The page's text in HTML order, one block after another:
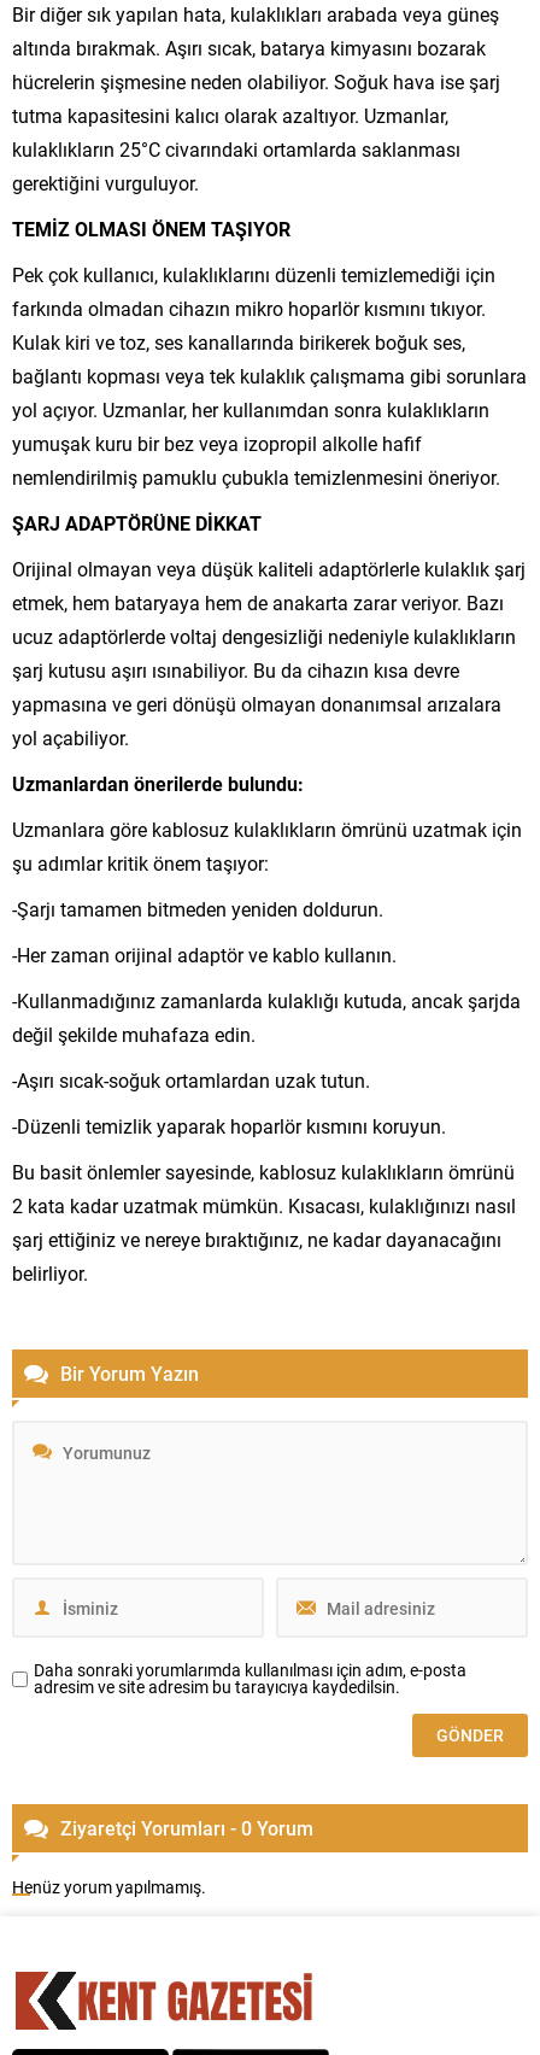
Bir diğer sık yapılan hata, kulaklıkları arabada veya güneş
altında bırakmak. Aşırı sıcak, batarya kimyasını bozarak
hücrelerin şişmesine neden olabiliyor. Soğuk hava ise şarj
tutma kapasitesini kalıcı olarak azaltıyor. Uzmanlar,
kulaklıkların 25°C civarındaki ortamlarda saklanması
gerektiğini vurguluyor.
TEMİZ OLMASI ÖNEM TAŞIYOR
Pek çok kullanıcı, kulaklıklarını düzenli temizlemediği için
farkında olmadan cihazın mikro hoparlör kısmını tıkıyor.
Kulak kiri ve toz, ses kanallarında birikerek boğuk ses,
bağlantı kopması veya tek kulaklık çalışmama gibi sorunlara
yol açıyor. Uzmanlar, her kullanımdan sonra kulaklıkların
yumuşak kuru bir bez veya izopropil alkolle hafif
nemlendirilmiş pamuklu çubukla temizlenmesini öneriyor.
ŞARJ ADAPTÖRÜNE DİKKAT
Orijinal olmayan veya düşük kaliteli adaptörlerle kulaklık şarj
etmek, hem bataryaya hem de anakarta zarar veriyor. Bazı
ucuz adaptörlerde voltaj dengesizliği nedeniyle kulaklıkların
şarj kutusu aşırı ısınabiliyor. Bu da cihazın kısa devre
yapmasına ve geri dönüşü olmayan donanımsal arızalara
yol açabiliyor.
Uzmanlardan önerilerde bulundu:
Uzmanlara göre kablosuz kulaklıkların ömrünü uzatmak için
şu adımlar kritik önem taşıyor:
-Şarjı tamamen bitmeden yeniden doldurun.
-Her zaman orijinal adaptör ve kablo kullanın.
-Kullanmadığınız zamanlarda kulaklığı kutuda, ancak şarjda
değil şekilde muhafaza edin.
-Aşırı sıcak-soğuk ortamlardan uzak tutun.
-Düzenli temizlik yaparak hoparlör kısmını koruyun.
Bu basit önlemler sayesinde, kablosuz kulaklıkların ömrünü
2 kata kadar uzatmak mümkün. Kısacası, kulaklığınızı nasıl
şarj ettiğiniz ve nereye bıraktığınız, ne kadar dayanacağını
belirliyor.
Bir Yorum Yazın
Daha sonraki yorumlarımda kullanılması için adım, e-posta
adresim ve site adresim bu tarayıcıya kaydedilsin.
Ziyaretçi Yorumları - 0 Yorum
Henüz yorum yapılmamış.